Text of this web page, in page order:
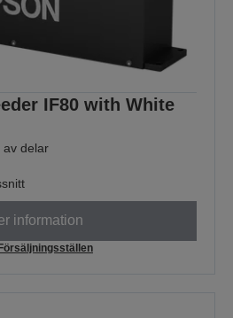
IF80 with White
av delar
information